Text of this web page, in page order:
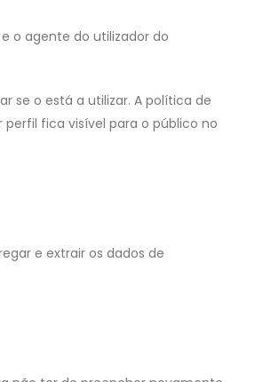
o agente do utilizador do
se o está a utilizar. A política de
fica visível para o público no
e extrair os dados de